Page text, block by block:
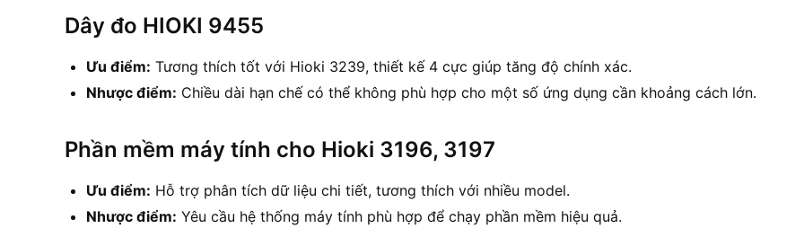
Dây đo HIOKI 9455
Ưu điểm: Tương thích tốt với Hioki 3239, thiết kế 4 cực giúp tăng độ chính xác.
Nhược điểm: Chiều dài hạn chế có thể không phù hợp cho một số ứng dụng cần khoảng cách lớn.
Phần mềm máy tính cho Hioki 3196, 3197
Ưu điểm: Hỗ trợ phân tích dữ liệu chi tiết, tương thích với nhiều model.
Nhược điểm: Yêu cầu hệ thống máy tính phù hợp để chạy phần mềm hiệu quả.